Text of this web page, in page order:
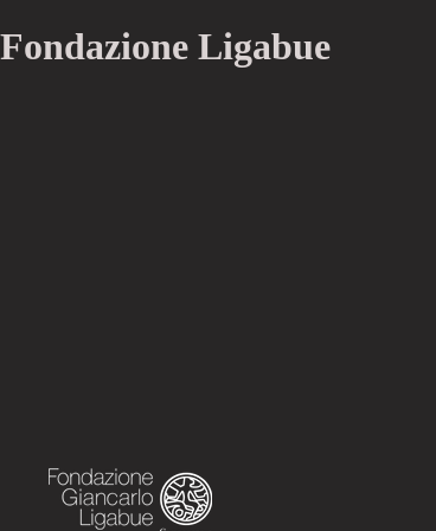
Fondazione Ligabue